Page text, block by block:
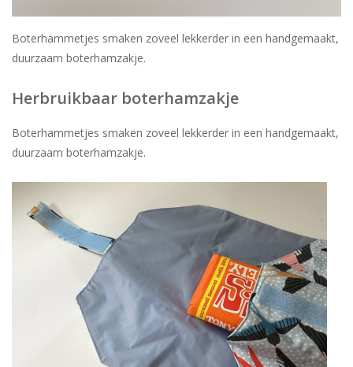
Boterhammetjes smaken zoveel lekkerder in een handgemaakt,
duurzaam boterhamzakje.
Herbruikbaar boterhamzakje
Boterhammetjes smaken zoveel lekkerder in een handgemaakt,
duurzaam boterhamzakje.